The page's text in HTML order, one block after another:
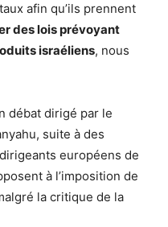
afin qu’ils prennent
des lois prévoyant
israéliens, nous
débat dirigé par le
suite à des
européens de
à l’imposition de
la critique de la